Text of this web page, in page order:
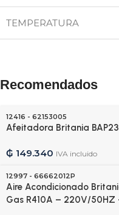
TEMPERATURA
Recomendados
12416 - 62153005
Afeitadora Britania BAP23
₲ 149.340 IVA incluido
12997 - 66662012P
Aire Acondicionado
Gas R410A – 220V/50HZ